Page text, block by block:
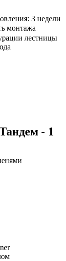
3 недели
монтажа
лестницы
- 1